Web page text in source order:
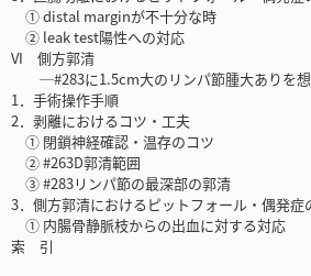
① distal marginが不十分な時
② leak test陽性への対応
VI 側方郭清
─#283に1.5cm大のリンパ節腫大ありを
1．手術操作手順
2．剥離におけるコツ・工夫
① 閉鎖神経確認・温存のコツ
② #263D郭清範囲
③ #283リンパ節の最深部の郭清
3．側方郭清におけるピットフォール・偶発症
① 内腸骨静脈枝からの出血に対する対応
索 引